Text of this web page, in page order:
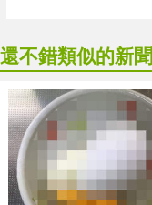
還不錯類似的新聞